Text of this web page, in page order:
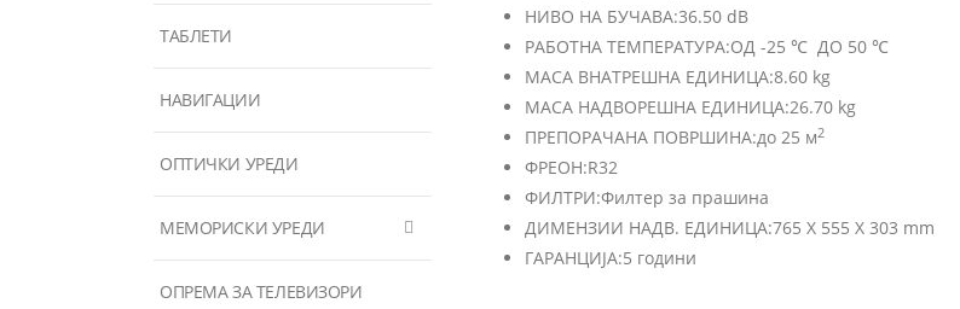
НИВО НА БУЧАВА:36.50 dB
РАБОТНА ТЕМПЕРАТУРА:ОД -25 ℃ ДО 50 ℃
МАСА ВНАТРЕШНА ЕДИНИЦА:8.60 kg
МАСА НАДВОРЕШНА ЕДИНИЦА:26.70 kg
ПРЕПОРАЧАНА ПОВРШИНА:до 25 м2
ФРЕОН:R32
ФИЛТРИ:Филтер за прашина
ДИМЕНЗИИ НАДВ. ЕДИНИЦА:765 X 555 X 303 mm
ГАРАНЦИЈА:5 години
ТАБЛЕТИ
НАВИГАЦИИ
ОПТИЧКИ УРЕДИ
МЕМОРИСКИ УРЕДИ
ОПРЕМА ЗА ТЕЛЕВИЗОРИ